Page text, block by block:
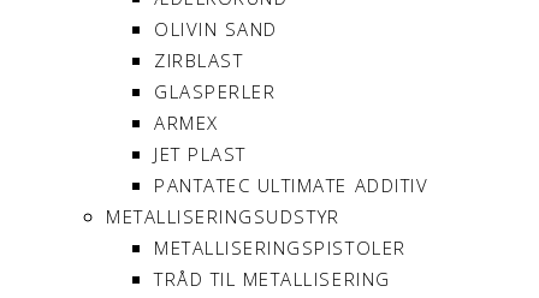
OLIVIN SAND
ZIRBLAST
GLASPERLER
ARMEX
JET PLAST
PANTATEC ULTIMATE ADDITIV
METALLISERINGSUDSTYR
METALLISERINGSPISTOLER
TRÅD TIL METALLISERING